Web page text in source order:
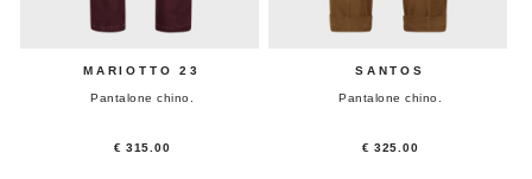
MARIOTTO 23
Pantalone chino.
€ 315.00
SANTOS
Pantalone chino.
€ 325.00